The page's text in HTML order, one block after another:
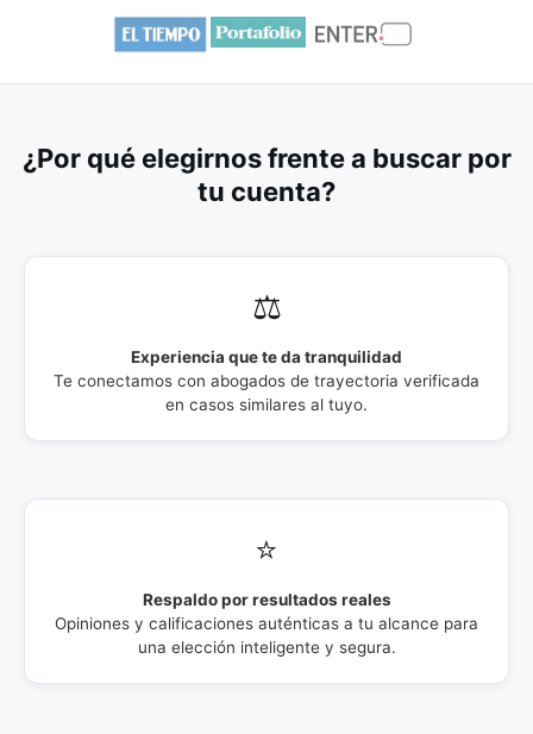
¿Por qué elegirnos frente a buscar por
tu cuenta?
⚖️
Experiencia que te da tranquilidad
Te conectamos con abogados de trayectoria verificada
en casos similares al tuyo.
⭐
Respaldo por resultados reales
Opiniones y calificaciones auténticas a tu alcance para
una elección inteligente y segura.